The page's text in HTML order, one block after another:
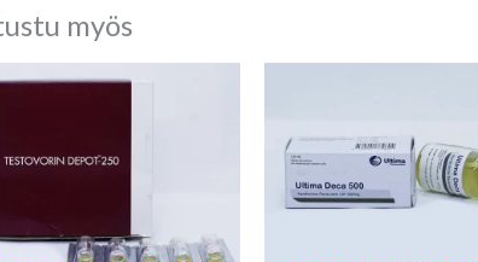
myös